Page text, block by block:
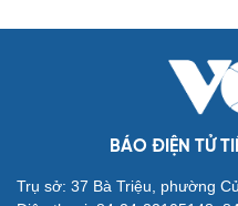
BÁO ĐIỆN TỬ
Trụ sở: 37 Bà Triệu, phường